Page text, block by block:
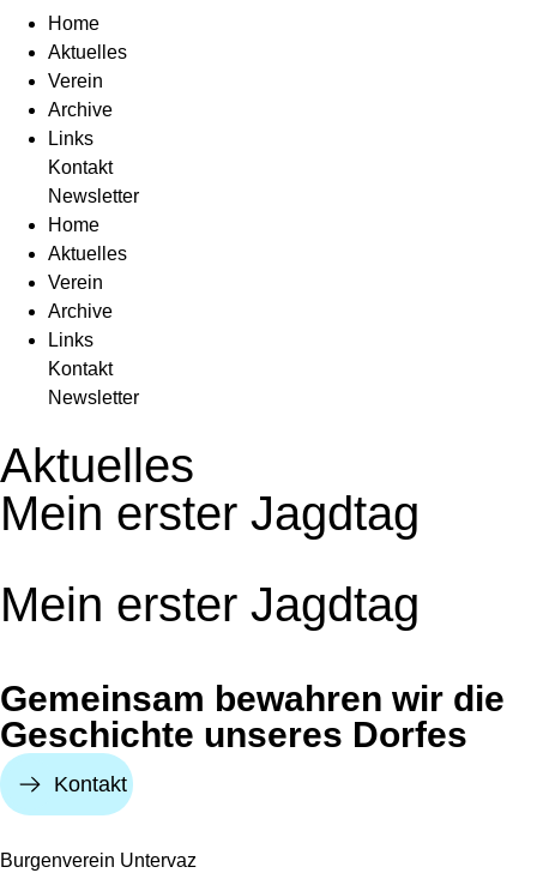
Home
Aktuelles
Verein
Archive
Links
Kontakt
Newsletter
Home
Aktuelles
Verein
Archive
Links
Kontakt
Newsletter
Aktuelles
Mein erster Jagdtag
Mein erster Jagdtag
Gemeinsam bewahren wir die
Geschichte unseres Dorfes
Kontakt
Burgenverein Untervaz